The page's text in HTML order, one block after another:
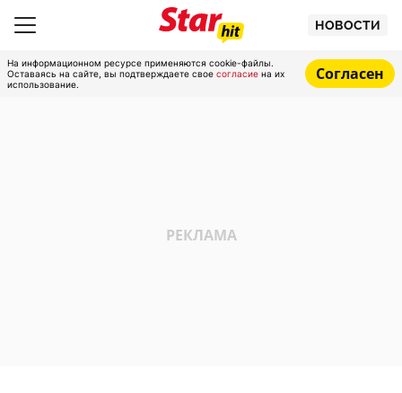
НОВОСТИ
На информационном ресурсе применяются cookie-файлы.
Оставаясь на сайте, вы подтверждаете свое согласие на их
использование.
Согласен